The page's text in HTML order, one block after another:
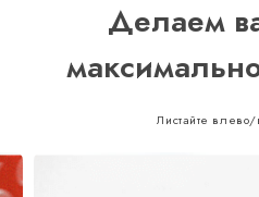
Делаем
Листайте